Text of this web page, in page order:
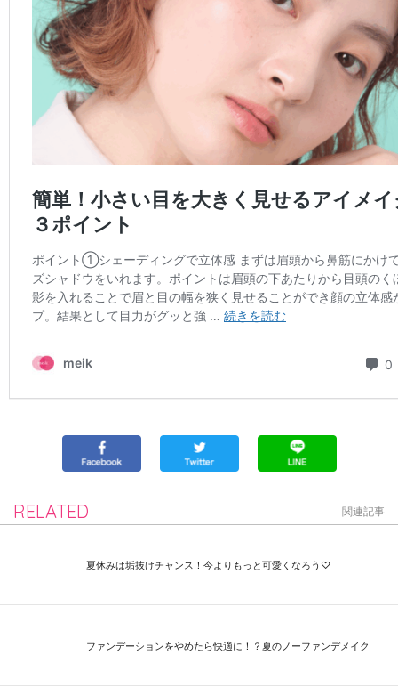
RELATED 関連記事
夏休みは垢抜けチャンス！今よりもっと可愛くなろう♡
ファンデーションをやめたら快適に！？夏のノーファンデメイク